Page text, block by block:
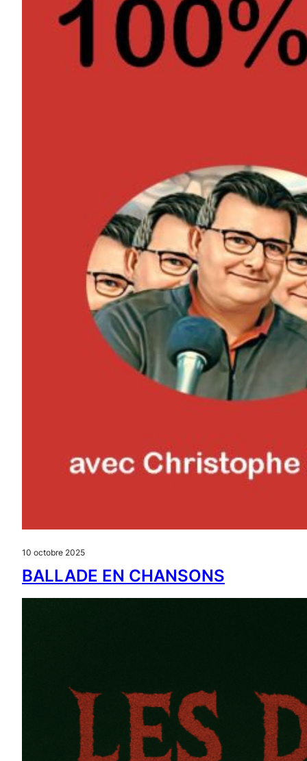
10 octobre 2025
BALLADE EN CHANSONS